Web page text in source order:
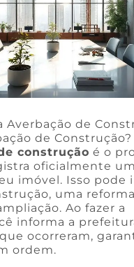
Averbação de
de Construção?
construção é o
oficialmente
imóvel. Isso pode
uma
Ao fazer a
informa a
ocorreram,
ordem.